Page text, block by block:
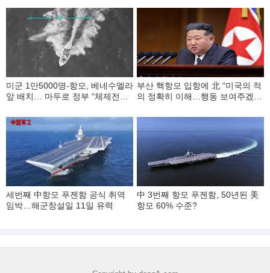
미군 1만5000명-항모, 베네수엘라
앞 배치… 마두로 정부 “체제전복
부산 핵항모 입항에 北 “미국의 적
의 정확히 이해…행동 보여주겠
세번째 中항모 푸젠함 공식 취역
임박…해군창설일 11일 유력
中 3번째 항모 푸젠함, 50년된 美
항모 60% 수준?